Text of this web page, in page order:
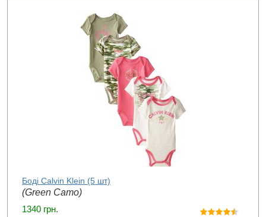
Боді Calvin Klein (5 шт)
(Green Camo)
1340 грн.